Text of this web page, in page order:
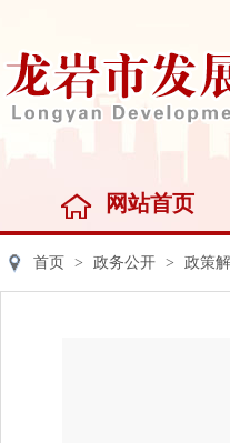
网站首页
首页 > 政务公开 > 政策